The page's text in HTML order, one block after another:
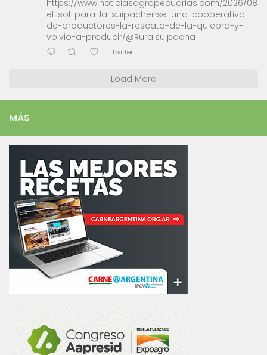
https://www.noticiasagropecuarias.com/2026/08/
el-sol-para-la-suipachense-una-cooperativa-
de-productores-la-rescato-de-la-quiebra-y-
volvio-a-producir/@Ruralsuipacha
Twitter
Load More
MÁS